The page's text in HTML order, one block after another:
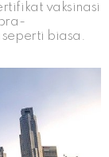
vaksinasi
seperti biasa.